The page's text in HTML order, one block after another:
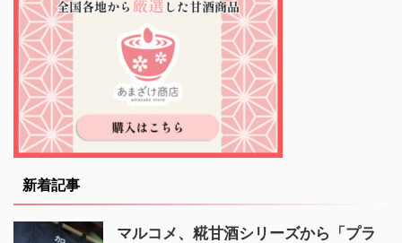
新着記事
マルコメ、糀甘酒シリーズから「プラ